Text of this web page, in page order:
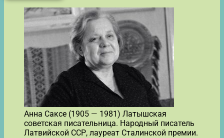
Анна Саксе (1905 — 1981) Латышская
советская писательница. Народный писатель
Латвийской ССР, лауреат Сталинской премии.